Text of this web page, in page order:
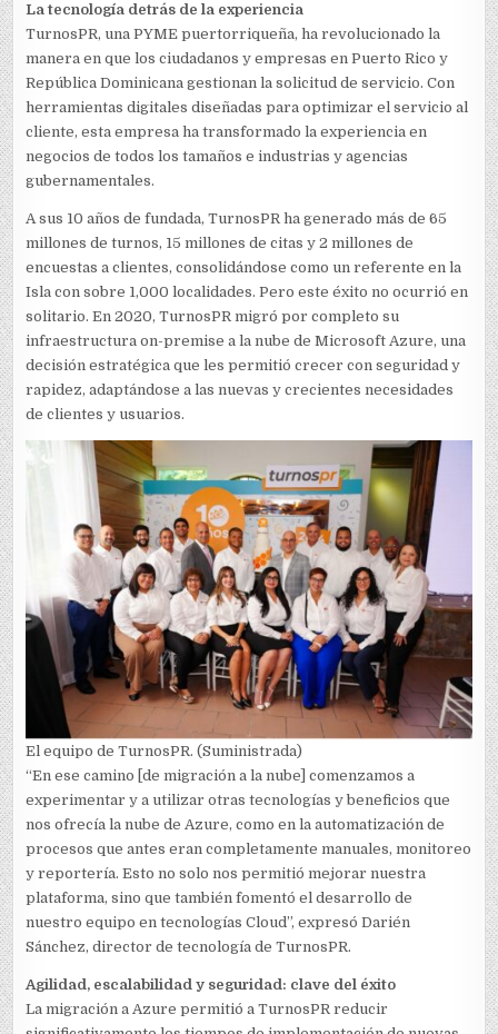
La tecnología detrás de la experiencia
TurnosPR, una PYME puertorriqueña, ha revolucionado la
manera en que los ciudadanos y empresas en Puerto Rico y
República Dominicana gestionan la solicitud de servicio. Con
herramientas digitales diseñadas para optimizar el servicio al
cliente, esta empresa ha transformado la experiencia en
negocios de todos los tamaños e industrias y agencias
gubernamentales.
A sus 10 años de fundada, TurnosPR ha generado más de 65
millones de turnos, 15 millones de citas y 2 millones de
encuestas a clientes, consolidándose como un referente en la
Isla con sobre 1,000 localidades. Pero este éxito no ocurrió en
solitario. En 2020, TurnosPR migró por completo su
infraestructura on-premise a la nube de Microsoft Azure, una
decisión estratégica que les permitió crecer con seguridad y
rapidez, adaptándose a las nuevas y crecientes necesidades
de clientes y usuarios.
El equipo de TurnosPR. (Suministrada)
“En ese camino [de migración a la nube] comenzamos a
experimentar y a utilizar otras tecnologías y beneficios que
nos ofrecía la nube de Azure, como en la automatización de
procesos que antes eran completamente manuales, monitoreo
y reportería. Esto no solo nos permitió mejorar nuestra
plataforma, sino que también fomentó el desarrollo de
nuestro equipo en tecnologías Cloud”, expresó Darién
Sánchez, director de tecnología de TurnosPR.
Agilidad, escalabilidad y seguridad: clave del éxito
La migración a Azure permitió a TurnosPR reducir